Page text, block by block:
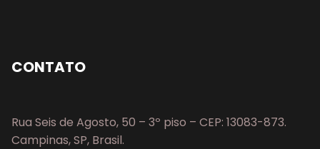
CONTATO
Rua Seis de Agosto, 50 – 3º piso – CEP: 13083-873.
Campinas, SP, Brasil.